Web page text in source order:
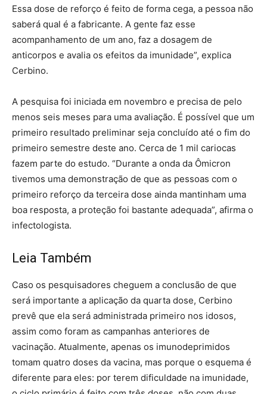
Essa dose de reforço é feito de forma cega, a pessoa não
saberá qual é a fabricante. A gente faz esse
acompanhamento de um ano, faz a dosagem de
anticorpos e avalia os efeitos da imunidade”, explica
Cerbino.
A pesquisa foi iniciada em novembro e precisa de pelo
menos seis meses para uma avaliação. É possível que um
primeiro resultado preliminar seja concluído até o fim do
primeiro semestre deste ano. Cerca de 1 mil cariocas
fazem parte do estudo. “Durante a onda da Ômicron
tivemos uma demonstração de que as pessoas com o
primeiro reforço da terceira dose ainda mantinham uma
boa resposta, a proteção foi bastante adequada”, afirma o
infectologista.
Leia Também
Caso os pesquisadores cheguem a conclusão de que
será importante a aplicação da quarta dose, Cerbino
prevê que ela será administrada primeiro nos idosos,
assim como foram as campanhas anteriores de
vacinação. Atualmente, apenas os imunodeprimidos
tomam quatro doses da vacina, mas porque o esquema é
diferente para eles: por terem dificuldade na imunidade,